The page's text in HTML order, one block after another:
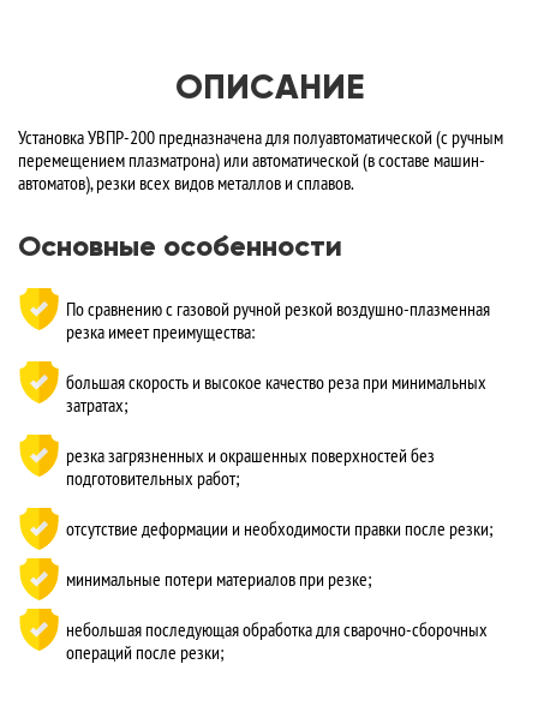
ОПИСАНИЕ
Установка УВПР-200 предназначена для полуавтоматической (с ручным
перемещением плазматрона) или автоматической (в составе машин-
автоматов), резки всех видов металлов и сплавов.
Основные особенности
По сравнению с газовой ручной резкой воздушно-плазменная
резка имеет преимущества:
большая скорость и высокое качество реза при минимальных
затратах;
резка загрязненных и окрашенных поверхностей без
подготовительных работ;
отсутствие деформации и необходимости правки после резки;
минимальные потери материалов при резке;
небольшая последующая обработка для сварочно-сборочных
операций после резки;